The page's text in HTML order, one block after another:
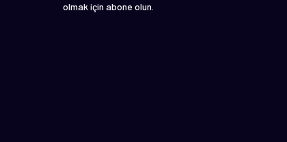
olmak için abone olun.